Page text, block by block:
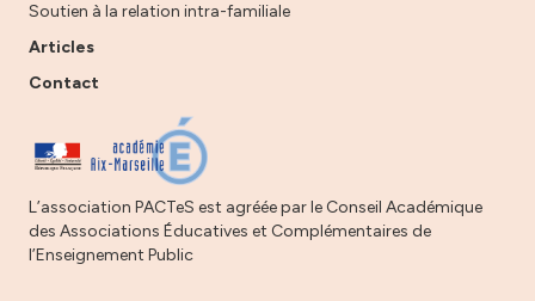
Soutien à la relation intra-familiale
Articles
Contact
L’association PACTeS est agréée par le Conseil Académique
des Associations Éducatives et Complémentaires de
l’Enseignement Public